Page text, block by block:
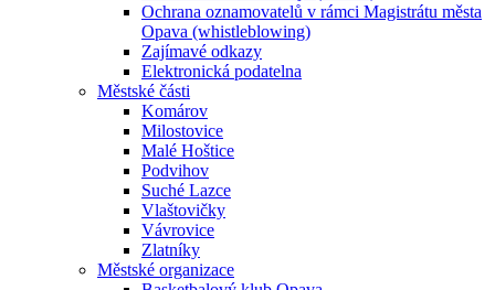
Ochrana oznamovatelů v rámci Magistrátu města
Opava (whistleblowing)
Zajímavé odkazy
Elektronická podatelna
Městské části
Komárov
Milostovice
Malé Hoštice
Podvihov
Suché Lazce
Vlaštovičky
Vávrovice
Zlatníky
Městské organizace